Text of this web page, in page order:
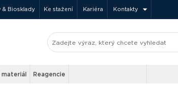
& Biosklady Ke stažení Kariéra Kontakty
Reagencie